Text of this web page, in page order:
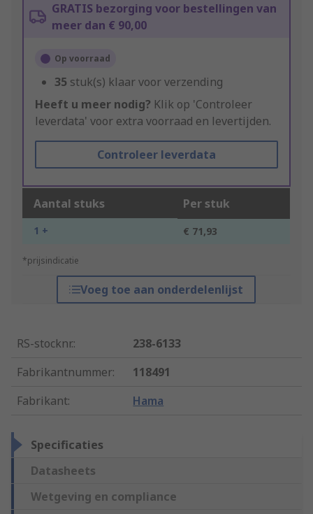
GRATIS bezorging voor bestellingen van
meer dan € 90,00
Op voorraad
35 stuk(s) klaar voor verzending
Heeft u meer nodig? Klik op 'Controleer
leverdata' voor extra voorraad en levertijden.
Controleer leverdata
Aantal stuks Per stuk
1 + € 71,93
*prijsindicatie
Voeg toe aan onderdelenlijst
RS-stocknr.:
238-6133
Fabrikantnummer:
118491
Fabrikant: Hama
Specificaties
Datasheets
Wetgeving en compliance